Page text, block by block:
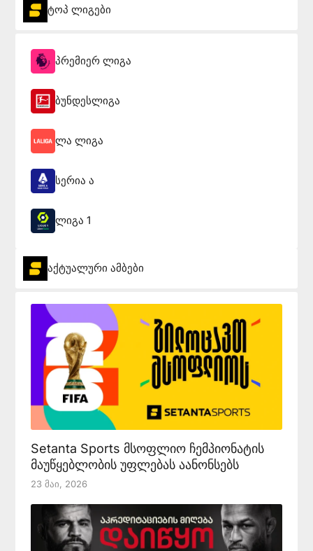
ტოპ ლიგები
პრემიერ ლიგა
ბუნდესლიგა
ლა ლიგა
სერია ა
ლიგა 1
აქტუალური ამბები
Setanta Sports მსოფლიო ჩემპიონატის
მაუწყებლობის უფლებას აანონსებს
23 Მაი, 2026